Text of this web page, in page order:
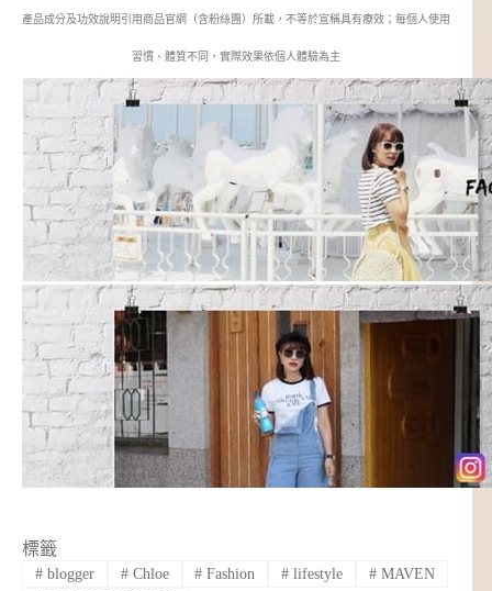
產品成分及功效說明引用商品官網（含粉絲團）所載，不等於宣稱具有療效；每個人使用
習慣、體質不同，實際效果依個人體驗為主
標籤
#blogger #Chloe # Fashion # lifestyle # MAVEN